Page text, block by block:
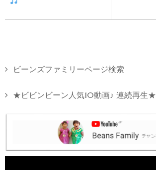
ビーンズファミリーページ検索
★ビビンビーン人気10動画♪ 連続再生★